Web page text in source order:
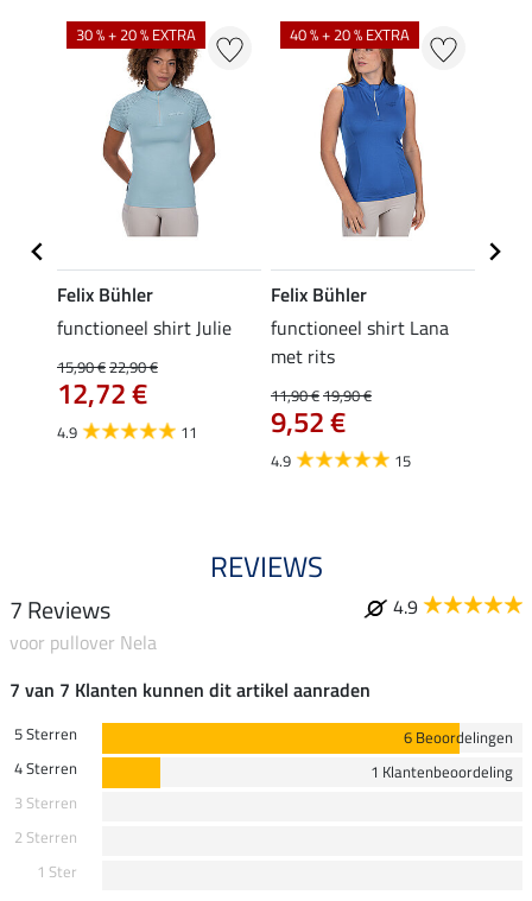
30 % + 20 % EXTRA
Felix Bühler
functioneel shirt Julie
15,90 €22,90 €
12,72 €
4.9 11
40 % + 20 % EXTRA
Felix Bühler
functioneel shirt Lana
met rits
11,90 €19,90 €
9,52 €
4.9 15
REVIEWS
7 Reviews
4.9
voor pullover Nela
7 van 7 Klanten kunnen dit artikel aanraden
5 Sterren
6 Beoordelingen
4 Sterren
1 Klantenbeoordeling
3 Sterren
2 Sterren
1 Ster